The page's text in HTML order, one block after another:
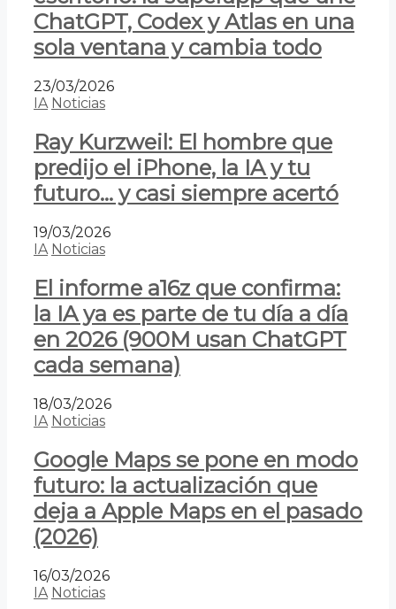
ChatGPT, Codex y Atlas en una
sola ventana y cambia todo
23/03/2026
IA Noticias
Ray Kurzweil: El hombre que
predijo el iPhone, la IA y tu
futuro… y casi siempre acertó
19/03/2026
IA Noticias
El informe a16z que confirma:
la IA ya es parte de tu día a día
en 2026 (900M usan ChatGPT
cada semana)
18/03/2026
IA Noticias
Google Maps se pone en modo
futuro: la actualización que
deja a Apple Maps en el pasado
(2026)
16/03/2026
IA Noticias